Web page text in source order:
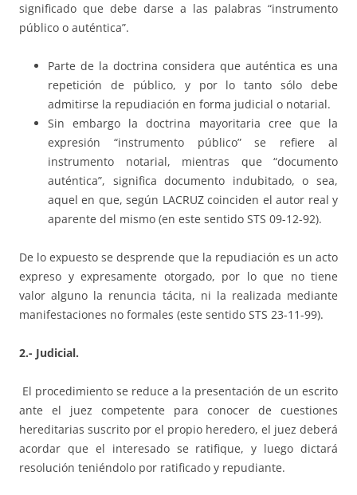
significado que debe darse a las palabras “instrumento
público o auténtica”.
Parte de la doctrina considera que auténtica es una
repetición de público, y por lo tanto sólo debe
admitirse la repudiación en forma judicial o notarial.
Sin embargo la doctrina mayoritaria cree que la
expresión “instrumento público” se refiere al
instrumento notarial, mientras que “documento
auténtica”, significa documento indubitado, o sea,
aquel en que, según LACRUZ coinciden el autor real y
aparente del mismo (en este sentido STS 09-12-92).
De lo expuesto se desprende que la repudiación es un acto
expreso y expresamente otorgado, por lo que no tiene
valor alguno la renuncia tácita, ni la realizada mediante
manifestaciones no formales (este sentido STS 23-11-99).
2.- Judicial.
El procedimiento se reduce a la presentación de un escrito
ante el juez competente para conocer de cuestiones
hereditarias suscrito por el propio heredero, el juez deberá
acordar que el interesado se ratifique, y luego dictará
resolución teniéndolo por ratificado y repudiante.